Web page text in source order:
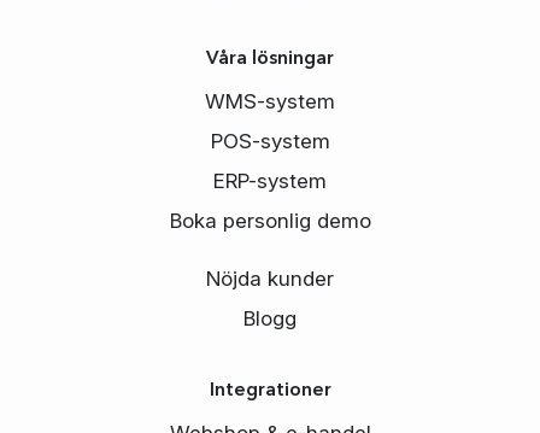
Våra lösningar
WMS-system
POS-system
ERP-system
Boka personlig demo
Nöjda kunder
Blogg
Integrationer